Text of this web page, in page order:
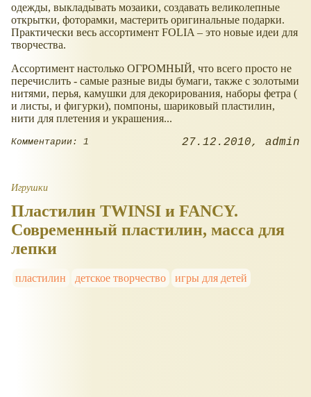
одежды, выкладывать мозаики, создавать великолепные
открытки, фоторамки, мастерить оригинальные подарки.
Практически весь ассортимент FOLIA – это новые идеи для
творчества.
Ассортимент настолько ОГРОМНЫЙ, что всего просто не
перечислить - самые разные виды бумаги, также с золотыми
нитями, перья, камушки для декорирования, наборы фетра (
и листы, и фигурки), помпоны, шариковый пластилин,
нити для плетения и украшения...
Комментарии: 1 27.12.2010 admin
Игрушки
Пластилин TWINSI и FANCY.
Современный пластилин, масса для
лепки
пластилин детское творчество игры для детей